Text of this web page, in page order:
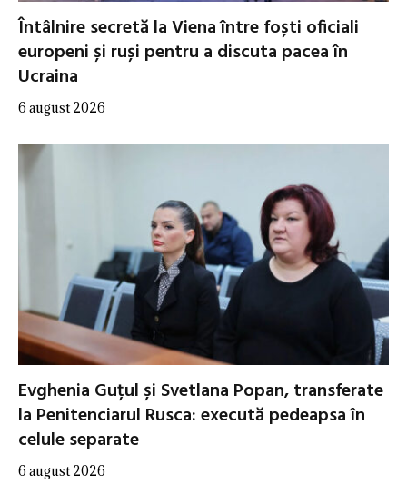
Întâlnire secretă la Viena între foști oficiali
europeni și ruși pentru a discuta pacea în
Ucraina
6 august 2026
Evghenia Guțul și Svetlana Popan, transferate
la Penitenciarul Rusca: execută pedeapsa în
celule separate
6 august 2026